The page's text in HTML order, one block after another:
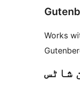
Works
شاٹس